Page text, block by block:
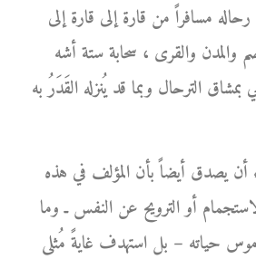
مسافراً من قارة إلى قارة إلى
والمدن والقرى ، سحابة ستة أشه
الترحال وبما قد يُنزله القَدَرُ به
أن يصدق أيضاً بأن المؤلف في هذه
أو الترويح عن النفس ـ وما
حياته – بل استهدف غايةً مُثلى